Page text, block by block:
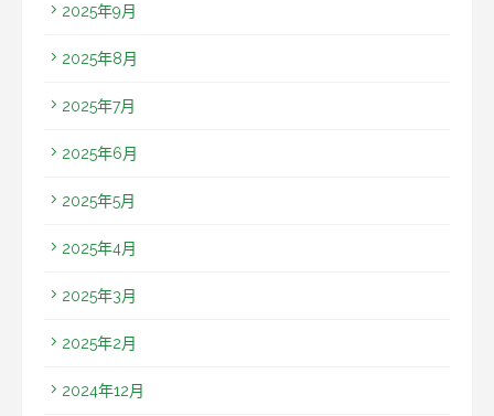
2025年9月
2025年8月
2025年7月
2025年6月
2025年5月
2025年4月
2025年3月
2025年2月
2024年12月